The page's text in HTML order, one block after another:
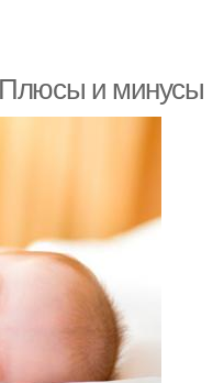
Плюсы и минусы